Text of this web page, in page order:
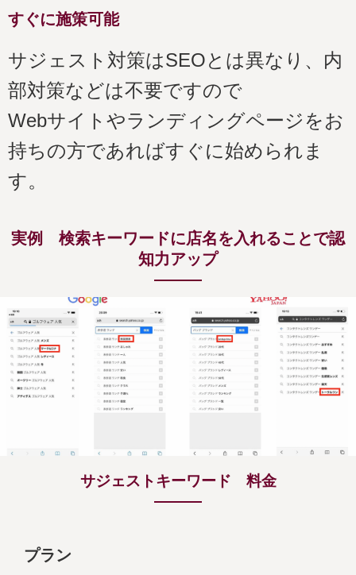
すぐに施策可能
サジェスト対策はSEOとは異なり、内
部対策などは不要ですので
Webサイトやランディングページをお
持ちの方であればすぐに始められま
す。
実例 検索キーワードに店名を入れることで認
知力アップ
サジェストキーワード 料金
プラン